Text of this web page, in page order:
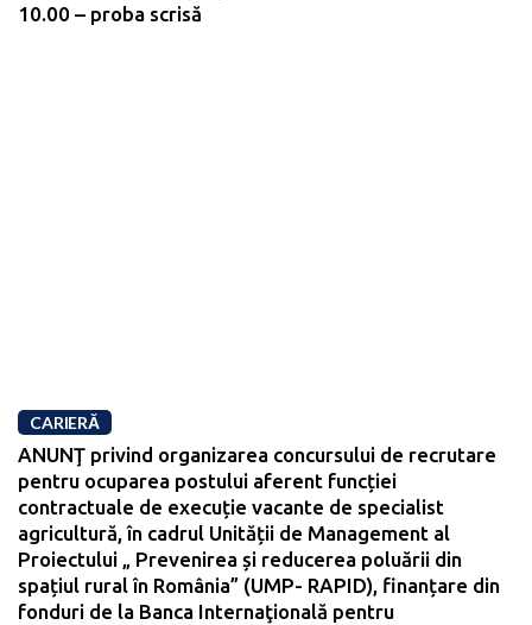
10.00 – proba scrisă
CARIERĂ
ANUNŢ privind organizarea concursului de recrutare
pentru ocuparea postului aferent funcției
contractuale de execuție vacante de specialist
agricultură, în cadrul Unității de Management al
Proiectului „ Prevenirea și reducerea poluării din
spațiul rural în România” (UMP- RAPID), finanțare din
fonduri de la Banca Internaţională pentru